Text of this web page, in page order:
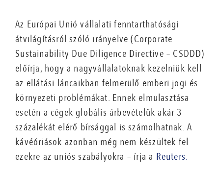
Az Európai Unió vállalati fenntarthatósági
átvilágításról szóló irányelve (Corporate
Sustainability Due Diligence Directive – CSDDD)
előírja, hogy a nagyvállalatoknak kezelniük kell
az ellátási láncaikban felmerülő emberi jogi és
környezeti problémákat. Ennek elmulasztása
esetén a cégek globális árbevételük akár 3
százalékát elérő bírsággal is számolhatnak. A
kávéóriások azonban még nem készültek fel
ezekre az uniós szabályokra – írja a Reuters.